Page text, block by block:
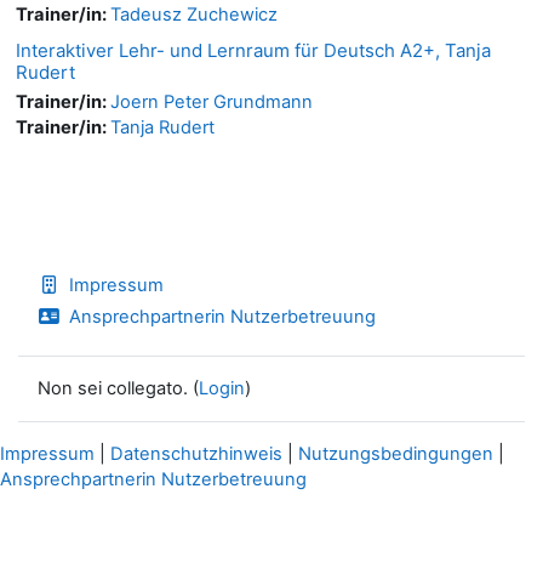
Trainer/in:Tadeusz Zuchewicz
Interaktiver Lehr- und Lernraum für Deutsch A2+, Tanja
Rudert
Trainer/in:Joern Peter Grundmann
Trainer/in:Tanja Rudert
Impressum
Ansprechpartnerin Nutzerbetreuung
Non sei collegato. (Login)
Impressum Datenschutzhinweis Nutzungsbedingungen
Ansprechpartnerin Nutzerbetreuung